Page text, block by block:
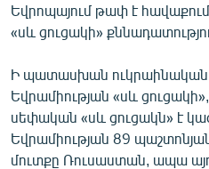
ԱՐԽԻՎ
ՏԵՍԱՆՅՈՒԹԵՐ
ԲԱՆԱՎԵՃ
ՁԳՏԵԼՈՎ ԼԱՎԱԳՈՒՅՆԻՆ
ՓՈԴՔԱՍԹ
Եվրոպայում թափ է
«սև ցուցակի»
Ի պատասխան ուկրաինական
Եվրամիության «սև
սեփական «սև ցուցակն» է
Եվրամիության 89
մուտքը Ռուսաստան, ապա